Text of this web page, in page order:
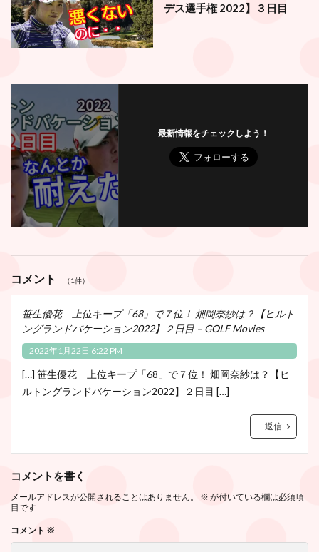
デス選手権 2022】３日目
最新情報をチェックしよう！
コメント （1件）
笹生優花 上位キープ「68」で７位！ 畑岡奈紗は？【ヒルト
ングランドバケーション2022】２日目 – GOLF Movies
2022年1月22日 6:22 PM
[…] 笹生優花 上位キープ「68」で７位！ 畑岡奈紗は？【ヒ
ルトングランドバケーション2022】２日目 […]
返信
コメントを書く
メールアドレスが公開されることはありません。 ※ が付いている欄は必須項
目です
コメント ※